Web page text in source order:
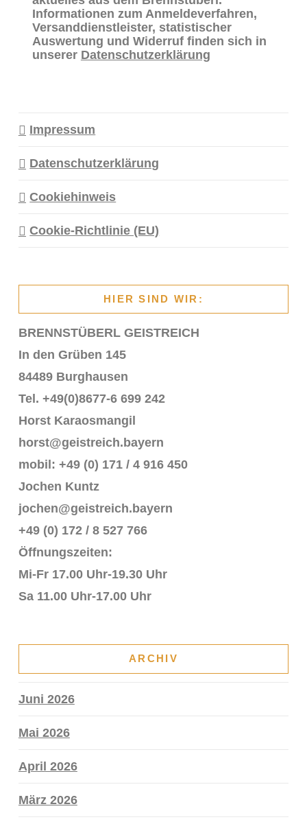
Informationen zum Anmeldeverfahren,
Versanddienstleister, statistischer
Auswertung und Widerruf finden sich in
unserer Datenschutzerklärung
Impressum
Datenschutzerklärung
Cookiehinweis
Cookie-Richtlinie (EU)
HIER SIND WIR:
BRENNSTÜBERL GEISTREICH
In den Grüben 145
84489 Burghausen
Tel. +49(0)8677-6 699 242
Horst Karaosmangil
horst@geistreich.bayern
mobil: +49 (0) 171 / 4 916 450
Jochen Kuntz
jochen@geistreich.bayern
+49 (0) 172 / 8 527 766
Öffnungszeiten:
Mi-Fr 17.00 Uhr-19.30 Uhr
Sa 11.00 Uhr-17.00 Uhr
ARCHIV
Juni 2026
Mai 2026
April 2026
März 2026